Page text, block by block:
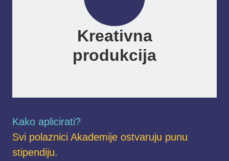
Kreativna
produkcija
Kako aplicirati?
Svi polaznici Akademije ostvaruju punu
stipendiju.